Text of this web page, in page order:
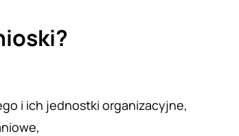
i ich jednostki organizacyjne,